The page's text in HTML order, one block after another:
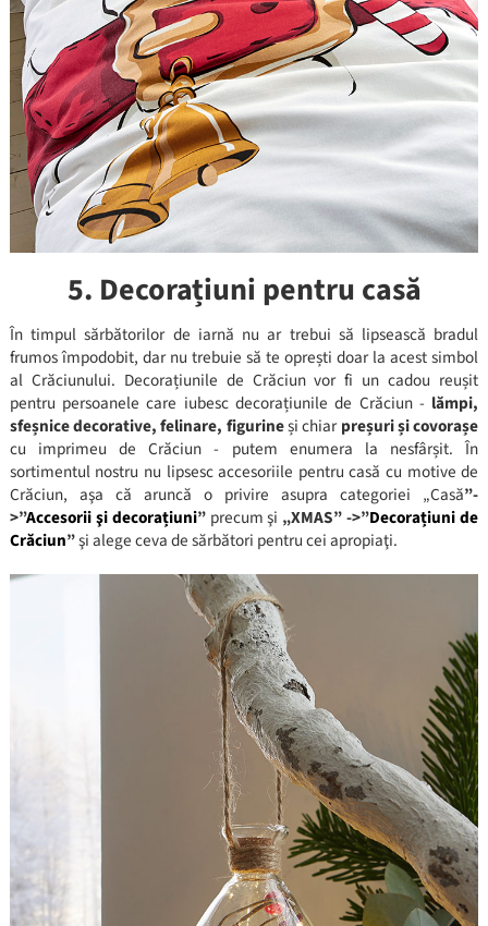
5. Decorațiuni pentru casă
În timpul sărbătorilor de iarnă nu ar trebui să lipsească bradul
frumos împodobit, dar nu trebuie să te oprești doar la acest simbol
al Crăciunului. Decorațiunile de Crăciun vor fi un cadou reușit
pentru persoanele care iubesc decorațiunile de Crăciun - lămpi,
sfeșnice decorative, felinare, figurineși chiarpreșuri și covorașe
cu imprimeu de Crăciun - putem enumera la nesfârșit. În
sortimentul nostru nu lipsesc accesoriile pentru casă cu motive de
Crăciun, aşa că aruncă o privire asupra categoriei „Casă”-
>”Accesorii şi decorațiuni”precum şi „XMAS” ->”Decorațiuni de
Crăciun”şi alege ceva de sărbători pentru cei apropiaţi.